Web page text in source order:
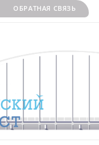
ОБРАТНАЯ СВЯЗЬ